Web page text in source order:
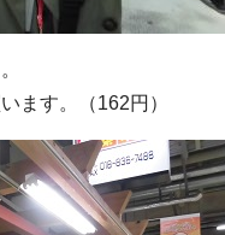
ます。（162円）